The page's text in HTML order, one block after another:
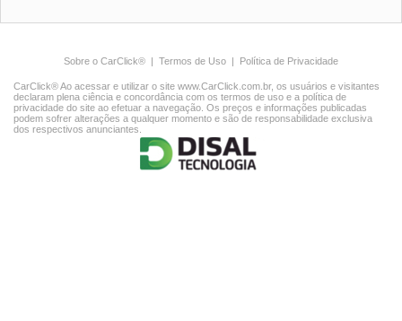
Sobre o CarClick® | Termos de Uso | Política de Privacidade
CarClick® Ao acessar e utilizar o site www.CarClick.com.br, os usuários e visitantes
declaram plena ciência e concordância com os termos de uso e a política de
privacidade do site ao efetuar a navegação. Os preços e informações publicadas
podem sofrer alterações a qualquer momento e são de responsabilidade exclusiva
dos respectivos anunciantes.